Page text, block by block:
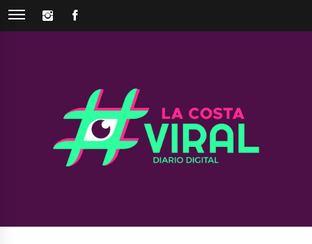
Skip
INSTAGRAM
Viral